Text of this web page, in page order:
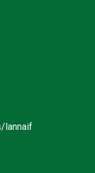
lannaif